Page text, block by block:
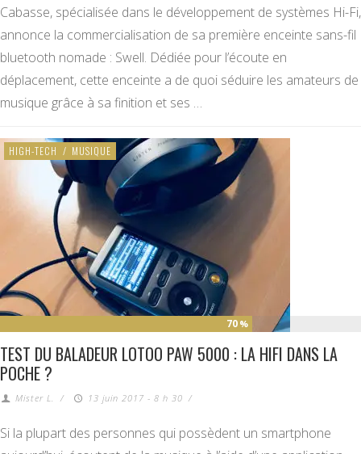
Cabasse, spécialisée dans le développement de systèmes Hi-Fi,
annonce la commercialisation de sa première enceinte sans-fil
bluetooth nomade : Swell. Dédiée pour l’écoute en
déplacement, cette enceinte a de quoi séduire les amateurs de
musique grâce à sa finition et ses …
70 %
HIGH-TECH / MUSIQUE
TEST DU BALADEUR LOTOO PAW 5000 : LA HIFI DANS LA
POCHE ?
Mister L. / 13 juin 2017 - 8 h 30 /
Si la plupart des personnes qui possèdent un smartphone